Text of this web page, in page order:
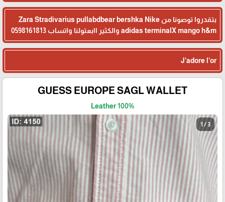
بتقدروا توصونا من Zara Stradivarius pullabdbear bershka Nike
adidas terminalX mango h&m والكثير اابعتولنا واتساب 0598161813
J’adore l’or
GUESS EUROPE SAGL WALLET
100% Leather
1 / 3